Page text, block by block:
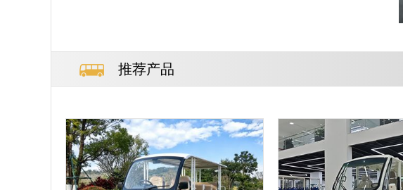
推荐产品